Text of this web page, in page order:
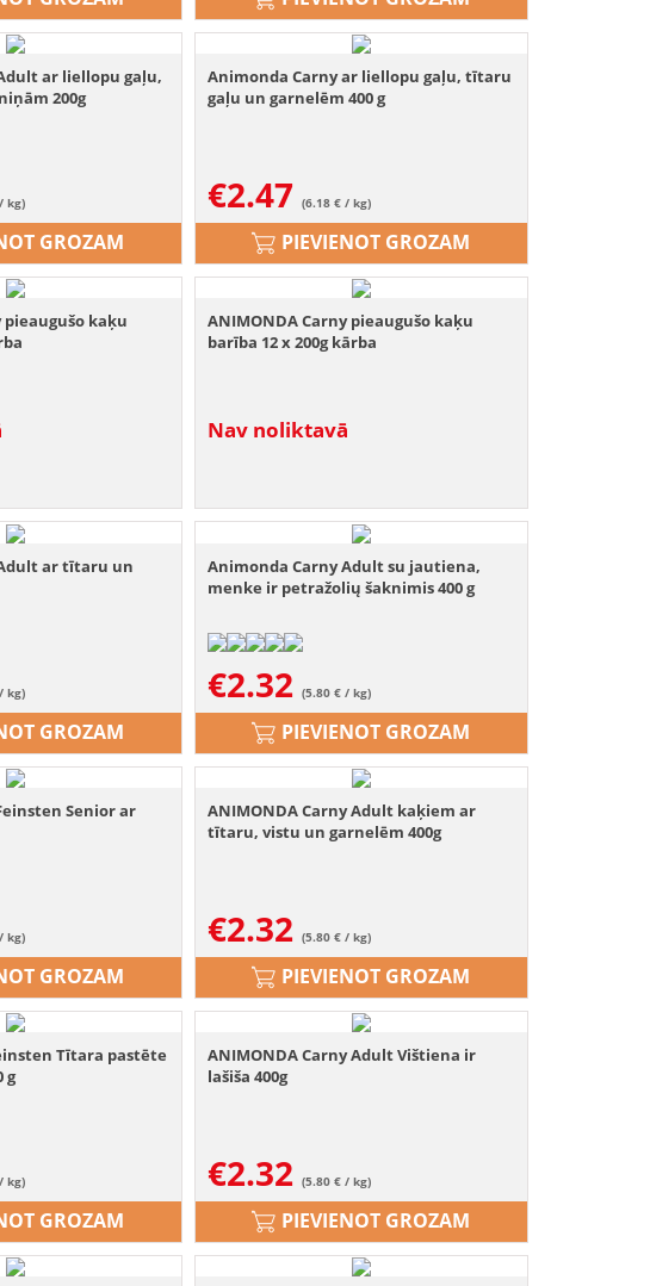
ar liellopu gaļu,
200g
kg)
GROZAM
Animonda Carny ar liellopu gaļu, tītaru
gaļu un garnelēm 400 g
€2.47 (6.18 € / kg)
PIEVIENOT GROZAM
pieaugušo kaķu
ANIMONDA Carny pieaugušo kaķu
barība 12 x 200g kārba
Nav noliktavā
ar tītaru un
kg)
GROZAM
Animonda Carny Adult su jautiena,
menke ir petražolių šaknimis 400 g
€2.32 (5.80 € / kg)
PIEVIENOT GROZAM
Senior ar
kg)
GROZAM
ANIMONDA Carny Adult kaķiem ar
tītaru, vistu un garnelēm 400g
€2.32 (5.80 € / kg)
PIEVIENOT GROZAM
Tītara pastēte
g
kg)
GROZAM
ANIMONDA Carny Adult Vištiena ir
lašiša 400g
€2.32 (5.80 € / kg)
PIEVIENOT GROZAM